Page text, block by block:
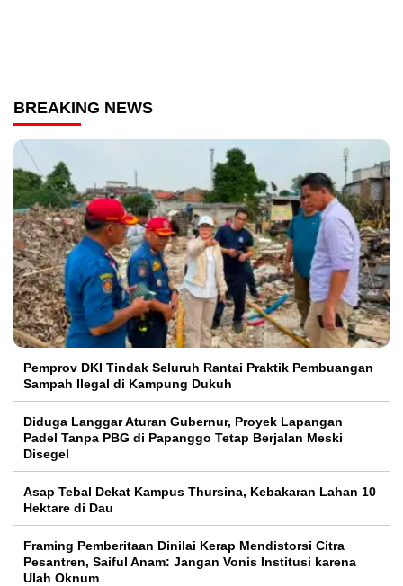
BREAKING NEWS
Pemprov DKI Tindak Seluruh Rantai Praktik Pembuangan
Sampah Ilegal di Kampung Dukuh
Diduga Langgar Aturan Gubernur, Proyek Lapangan
Padel Tanpa PBG di Papanggo Tetap Berjalan Meski
Disegel
Asap Tebal Dekat Kampus Thursina, Kebakaran Lahan 10
Hektare di Dau
Framing Pemberitaan Dinilai Kerap Mendistorsi Citra
Pesantren, Saiful Anam: Jangan Vonis Institusi karena
Ulah Oknum